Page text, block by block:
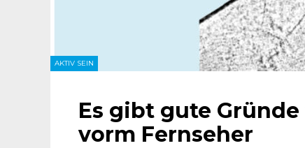
AKTIV SEIN
Es gibt gute
vorm Fernseher